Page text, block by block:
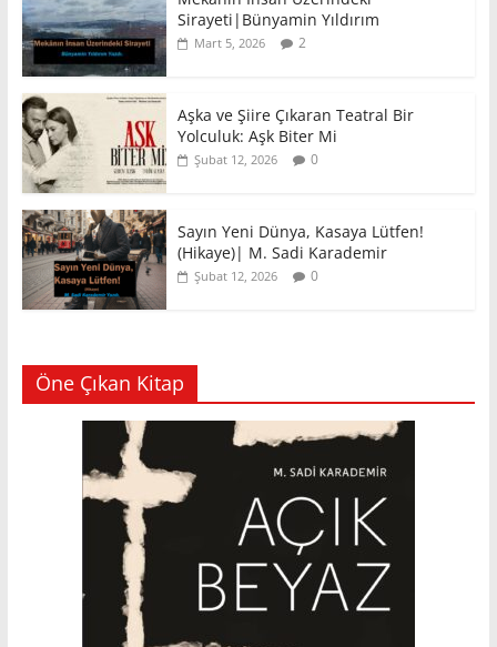
Sirayeti|Bünyamin Yıldırım
Mart 5, 2026 2
Aşka ve Şiire Çıkaran Teatral Bir
Yolculuk: Aşk Biter Mi
Şubat 12, 2026 0
Sayın Yeni Dünya, Kasaya Lütfen!
(Hikaye)| M. Sadi Karademir
Şubat 12, 2026 0
Öne Çıkan Kitap